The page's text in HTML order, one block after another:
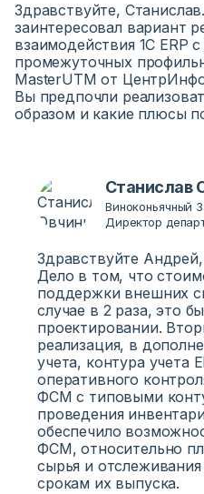
Здравствуйте,
заинтересовал вариант
взаимодействия 1С ERP
промежуточных
MasterUTM от
Вы предпочли
образом и какие плюсы
Станислав
Виноконьячный
Директор
Здравствуйте
Дело в том, что
поддержки внешних
случае в 2 раза, это
проектировании.
реализация, в
учета, контура
оперативного
ФСМ с типовыми
проведения
обеспечило
ФСМ, относительно
сырья и
срокам их выпуска.